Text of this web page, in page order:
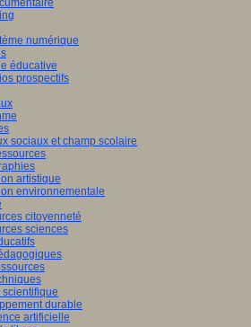
numérique
éducative
prospectifs
sociaux et champ scolaire
artistique
environnementale
citoyenneté
sciences
durable
artificielle